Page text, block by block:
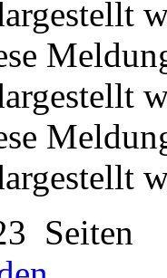
E-Book
auf die
Minuten
Leser